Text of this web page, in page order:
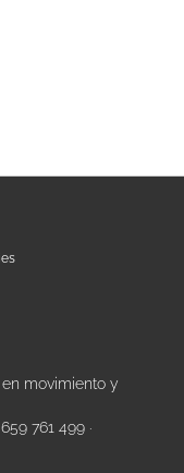
movimiento y
761 499 ·